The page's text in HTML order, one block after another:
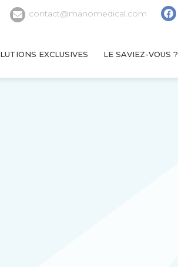
contact@manomedical.com
EXCLUSIVES LE SAVIEZ-VOUS ?